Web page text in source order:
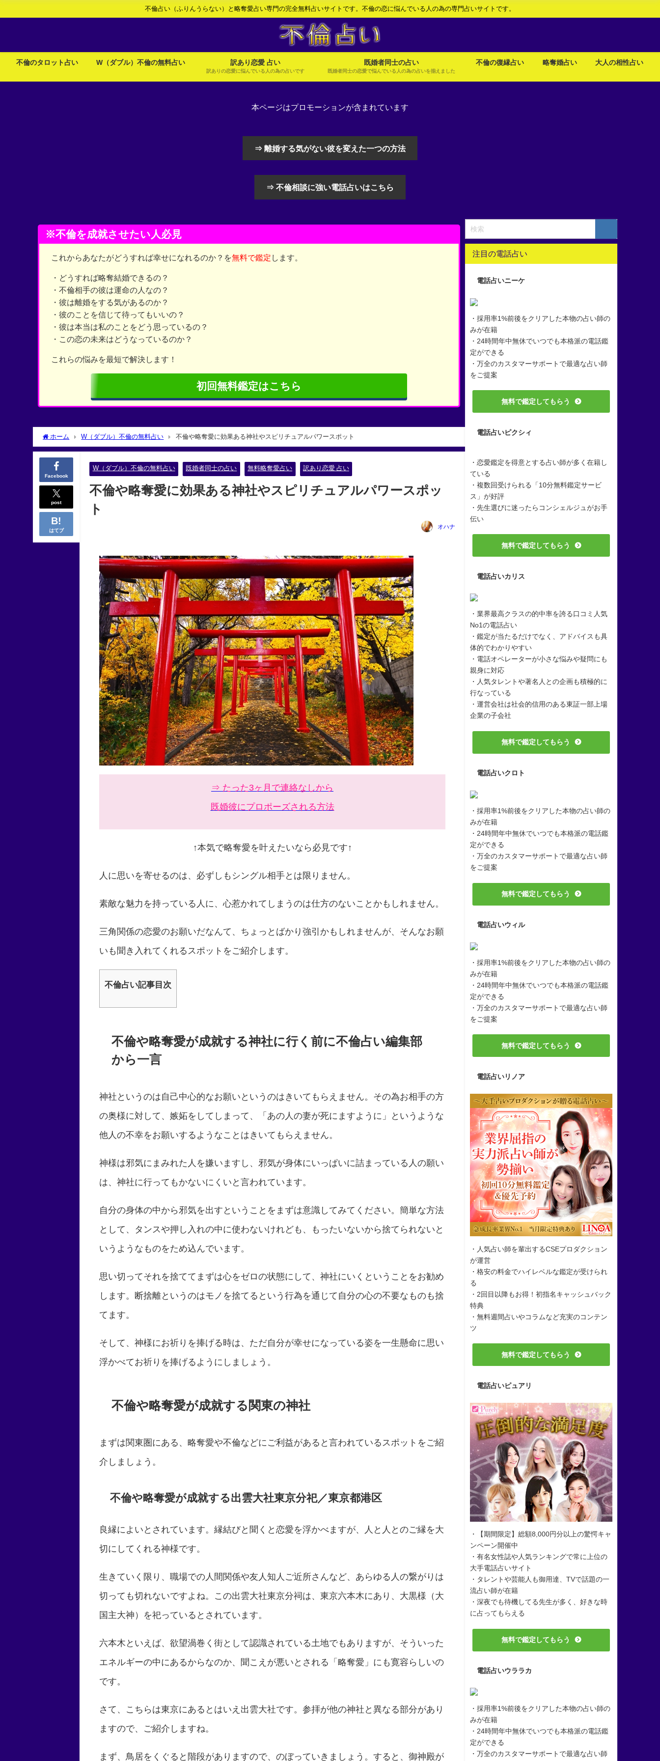
不倫占い（ふりんうらない）と略奪愛占い専門の完全無料占いサイトです。不倫の恋に悩んでいる人の為の専門占いサイトです。
不倫のタロット占い W（ダブル）不倫の無料占い 訳あり恋愛 占い
訳ありの恋愛に悩んでいる人の為の占いです
既婚者同士の占い
既婚者同士の恋愛で悩んでいる人の為の占いを揃えました
不倫の復縁占い 略奪婚占い 大人の相性占い
本ページはプロモーションが含まれています
⇒ 離婚する気がない彼を変えた一つの方法
⇒ 不倫相談に強い電話占いはこちら
※不倫を成就させたい人必見
これからあなたがどうすれば幸せになれるのか？を無料で鑑定 します。
・どうすれば略奪結婚できるの？
・不倫相手の彼は運命の人なの？
・彼は離婚をする気があるのか？
・彼のことを信じて待ってもいいの？
・彼は本当は私のことをどう思っているの？
・この恋の未来はどうなっているのか？
これらの悩みを最短で解決します！
初回無料鑑定はこちら
ホーム W（ダブル）不倫の無料占い 不倫や略奪愛に効果ある神社やスピリチュアルパワースポット
Facebook
post
はてブ
W（ダブル）不倫の無料占い 既婚者同士の占い 無料略奪愛占い 訳あり恋愛 占い
不倫や略奪愛に効果ある神社やスピリチュアルパワースポッ
ト
オハナ
⇒ たった3ヶ月で連絡なしから
既婚彼にプロポーズされる方法
↑本気で略奪愛を叶えたいなら必見です↑
人に思いを寄せるのは、必ずしもシングル相手とは限りません。
素敵な魅力を持っている人に、心惹かれてしまうのは仕方のないことかもしれません。
三角関係の恋愛のお願いだなんて、ちょっとばかり強引かもしれませんが、そんなお願
いも聞き入れてくれるスポットをご紹介します。
不倫占い記事目次
不倫や略奪愛が成就する神社に行く前に不倫占い編集部
から一言
神社というのは自己中心的なお願いというのはきいてもらえません。その為お相手の方
の奥様に対して、嫉妬をしてしまって、「あの人の妻が死にますように」というような
他人の不幸をお願いするようなことはきいてもらえません。
神様は邪気にまみれた人を嫌いますし、邪気が身体にいっぱいに詰まっている人の願い
は、神社に行ってもかないにくいと言われています。
自分の身体の中から邪気を出すということをまずは意識してみてください。簡単な方法
として、タンスや押し入れの中に使わないけれども、もったいないから捨てられないと
いうようなものをため込んでいます。
思い切ってそれを捨ててまずは心をゼロの状態にして、神社にいくということをお勧め
します。断捨離というのはモノを捨てるという行為を通じて自分の心の不要なものも捨
てます。
そして、神様にお祈りを捧げる時は、ただ自分が幸せになっている姿を一生懸命に思い
浮かべてお祈りを捧げるようにしましょう。
不倫や略奪愛が成就する関東の神社
まずは関東圏にある、略奪愛や不倫などにご利益があると言われているスポットをご紹
介しましょう。
不倫や略奪愛が成就する出雲大社東京分祀／東京都港区
良縁によいとされています。縁結びと聞くと恋愛を浮かべますが、人と人とのご縁を大
切にしてくれる神様です。
生きていく限り、職場での人間関係や友人知人ご近所さんなど、あらゆる人の繋がりは
切っても切れないですよね。この出雲大社東京分祠は、東京六本木にあり、大黒様（大
国主大神）を祀っているとされています。
六本木といえば、欲望渦巻く街として認識されている土地でもありますが、そういった
エネルギーの中にあるからなのか、聞こえが悪いとされる「略奪愛」にも寛容らしいの
です。
さて、こちらは東京にあるとはいえ出雲大社です。参拝が他の神社と異なる部分があり
ますので、ご紹介しますね。
まず、鳥居をくぐると階段がありますので、のぼっていきましょう。すると、御神殿が
注目の電話占い
電話占いニーケ
・採用率1%前後をクリアした本物の占い師の
みが在籍
・24時間年中無休でいつでも本格派の電話鑑
定ができる
・万全のカスタマーサポートで最適な占い師
をご提案
無料で鑑定してもらう
電話占いピクシィ
・恋愛鑑定を得意とする占い師が多く在籍し
ている
・複数回受けられる「10分無料鑑定サービ
ス」が好評
・先生選びに迷ったらコンシェルジュがお手
伝い
無料で鑑定してもらう
電話占いカリス
・業界最高クラスの的中率を誇る口コミ人気
No1の電話占い
・鑑定が当たるだけでなく、アドバイスも具
体的でわかりやすい
・電話オペレーターが小さな悩みや疑問にも
親身に対応
・人気タレントや著名人との企画も積極的に
行なっている
・運営会社は社会的信用のある東証一部上場
企業の子会社
無料で鑑定してもらう
電話占いクロト
・採用率1%前後をクリアした本物の占い師の
みが在籍
・24時間年中無休でいつでも本格派の電話鑑
定ができる
・万全のカスタマーサポートで最適な占い師
をご提案
無料で鑑定してもらう
電話占いウィル
・採用率1%前後をクリアした本物の占い師の
みが在籍
・24時間年中無休でいつでも本格派の電話鑑
定ができる
・万全のカスタマーサポートで最適な占い師
をご提案
無料で鑑定してもらう
電話占いリノア
・人気占い師を輩出するCSEプロダクション
が運営
・格安の料金でハイレベルな鑑定が受けられ
る
・2回目以降もお得！初指名キャッシュバック
特典
・無料週間占いやコラムなど充実のコンテン
ツ
無料で鑑定してもらう
電話占いピュアリ
・【期間限定】総額8,000円分以上の驚愕キャ
ンペーン開催中
・有名女性誌や人気ランキングで常に上位の
大手電話占いサイト
・タレントや芸能人も御用達、TVで話題の一
流占い師が在籍
・深夜でも待機してる先生が多く、好きな時
に占ってもらえる
無料で鑑定してもらう
電話占いウララカ
・採用率1%前後をクリアした本物の占い師の
みが在籍
・24時間年中無休でいつでも本格派の電話鑑
定ができる
・万全のカスタマーサポートで最適な占い師